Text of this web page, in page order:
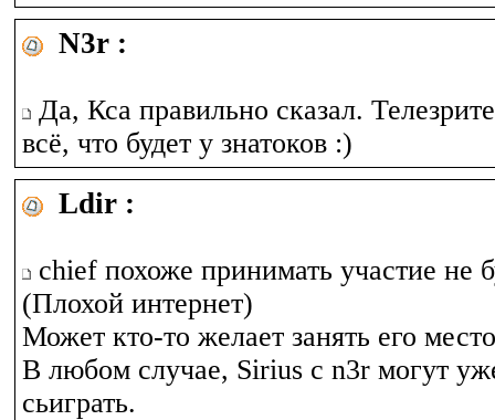
N3r :
Да, Кса правильно сказал.
всё, что будет у знатоков :)
Ldir :
chief похоже принимать участие не
(Плохой интернет)
Может кто-то желает занять его
В любом случае, Sirius c n3r могут
сьиграть.